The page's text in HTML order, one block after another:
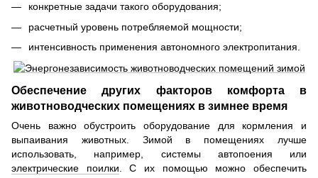
конкретные задачи такого оборудования;
расчетный уровень потребляемой мощности;
интенсивность применения автономного электропитания.
Обеспечение других факторов комфорта в
животноводческих помещениях в зимнее время
Очень важно обустроить оборудование для кормления и
выпаивания животных. Зимой в помещениях лучше
использовать, например, системы автопоения или
электрические поилки . С их помощью можно обеспечить